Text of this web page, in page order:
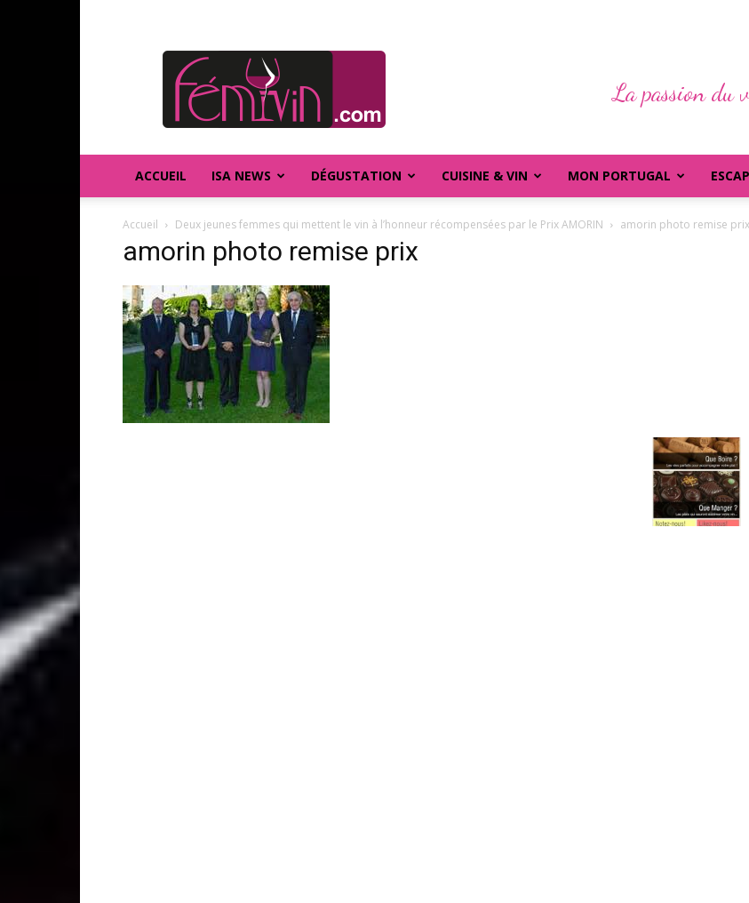
FEMIVIN
La passion du
ACCUEIL ISA NEWS DÉGUSTATION CUISINE & VIN MON PORTUGAL
Accueil Deux jeunes femmes qui mettent le vin à l’honneur récompensées par le Prix AMORIN amorin photo remise prix
amorin photo remise prix